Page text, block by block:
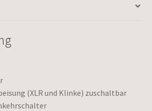
(XLR und Klinke) zuschaltbar